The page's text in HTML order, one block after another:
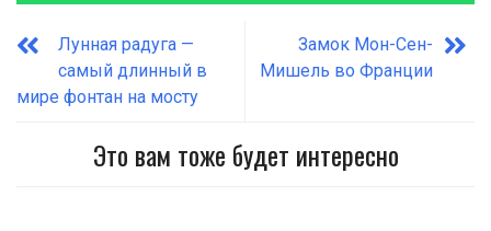
Лунная радуга —
самый длинный в
мире фонтан на мосту
Замок Мон-Сен-
Мишель во Франции
Это вам тоже будет интересно